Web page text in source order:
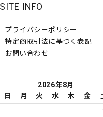
SITE INFO
プライバシーポリシー
特定商取引法に基づく表記
お問い合わせ
2026年8月
日
月 火 水 木 金
1